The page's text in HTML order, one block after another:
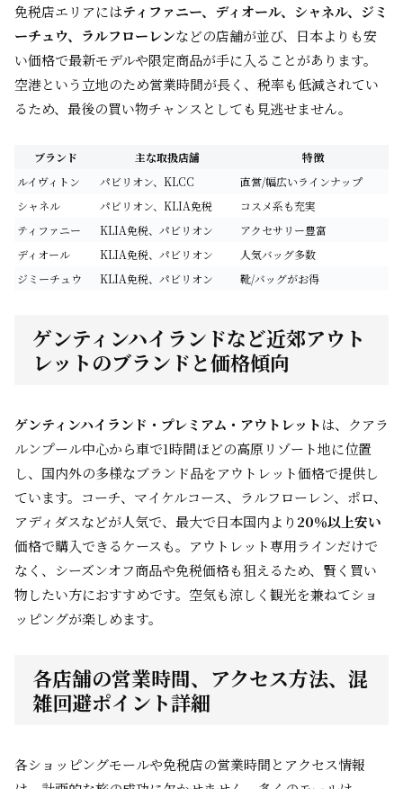
免税店エリアにはティファニー、ディオール、シャネル、ジミ
ーチュウ、ラルフローレンなどの店舗が並び、日本よりも安
い価格で最新モデルや限定商品が手に入ることがあります。
空港という立地のため営業時間が長く、税率も低減されてい
るため、最後の買い物チャンスとしても見逃せません。
ブランド 主な取扱店舗
特徴
ルイヴィトン
パビリオン、KLCC
直営/幅広いラインナップ
シャネル
パビリオン、KLIA免税
コスメ系も充実
ティファニー
KLIA免税、パビリオン
アクセサリー豊富
ディオール
KLIA免税、パビリオン
人気バッグ多数
ジミーチュウ
KLIA免税、パビリオン 靴/バッグがお得
ゲンティンハイランドなど近郊アウト
レットのブランドと価格傾向
ゲンティンハイランド・プレミアム・アウトレットは、クアラ
ルンプール中心から車で1時間ほどの高原リゾート地に位置
し、国内外の多様なブランド品をアウトレット価格で提供し
ています。コーチ、マイケルコース、ラルフローレン、ポロ、
アディダスなどが人気で、最大で日本国内より 20％以上安い
価格で購入できるケースも。アウトレット専用ラインだけで
なく、シーズンオフ商品や免税価格も狙えるため、賢く買い
物したい方におすすめです。空気も涼しく観光を兼ねてショ
ッピングが楽しめます。
各店舗の営業時間、アクセス方法、混
雑回避ポイント詳細
各ショッピングモールや免税店の営業時間とアクセス情報